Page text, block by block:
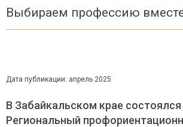
Выбираем профессию
Дата публикации: апрель 2025
В Забайкальском крае состоялся
Региональный